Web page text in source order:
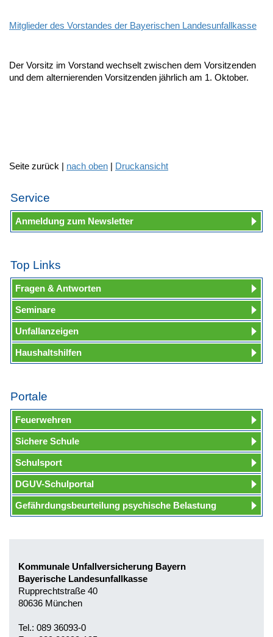
Mitglieder des Vorstandes der Bayerischen Landesunfallkasse
Der Vorsitz im Vorstand wechselt zwischen dem Vorsitzenden
und dem alternierenden Vorsitzenden jährlich am 1. Oktober.
Seite zurück | nach oben | Druckansicht
Service
Anmeldung zum Newsletter
Top Links
Fragen & Antworten
Seminare
Unfallanzeigen
Haushaltshilfen
Portale
Feuerwehren
Sichere Schule
Schulsport
DGUV-Schulportal
Gefährdungsbeurteilung psychische Belastung
Kommunale Unfallversicherung Bayern
Bayerische Landesunfallkasse
Rupprechtstraße 40
80636 München
Tel.: 089 36093-0